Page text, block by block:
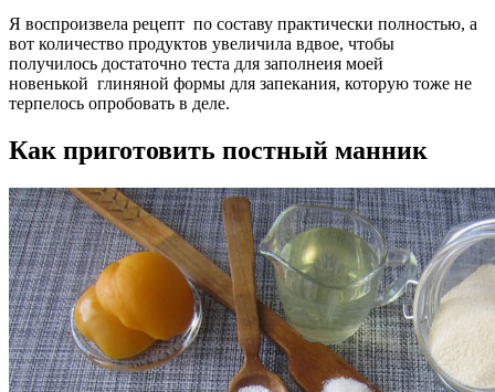
Я воспроизвела рецепт по составу практически полностью, а
вот количество продуктов увеличила вдвое, чтобы
получилось достаточно теста для заполнеия моей
новенькой глиняной формы для запекания, которую тоже не
терпелось опробовать в деле.
Как приготовить постный манник